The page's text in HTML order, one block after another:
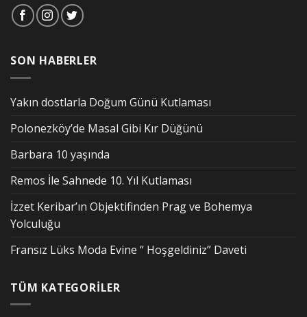
SON HABERLER
Yakın dostlarla Doğum Günü Kutlaması
Polonezköy’de Masal Gibi Kır Düğünü
Barbara 10 yaşında
Remos İle Sahnede 10. Yıl Kutlaması
İzzet Keribar’ın Objektifinden Prag ve Bohemya
Yolculuğu
Fransız Lüks Moda Evine “ Hoşgeldiniz” Daveti
TÜM KATEGORİLER